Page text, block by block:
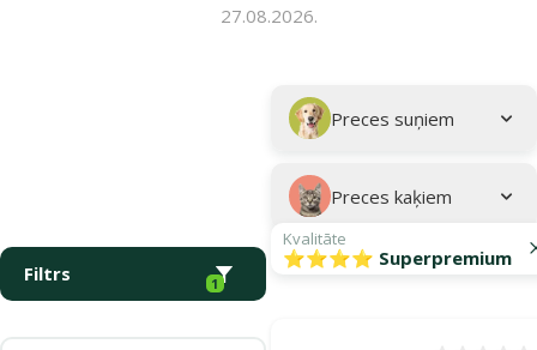
27.08.2026.
Apakškategorija
Preces suņiem
Preces kaķiem
Filtrs 1
Kvalitāte
⭐⭐⭐⭐ Superpremium